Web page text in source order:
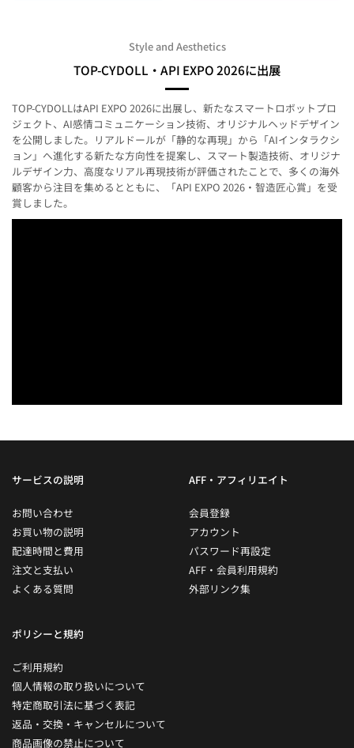
Style and Aesthetics
TOP-CYDOLL・API EXPO 2026に出展
TOP-CYDOLLはAPI EXPO 2026に出展し、新たなスマートロボットプロ
ジェクト、AI感情コミュニケーション技術、オリジナルヘッドデザイン
を公開しました。リアルドールが「静的な再現」から「AIインタラクシ
ョン」へ進化する新たな方向性を提案し、スマート製造技術、オリジナ
ルデザイン力、高度なリアル再現技術が評価されたことで、多くの海外
顧客から注目を集めるとともに、「API EXPO 2026・智造匠心賞」を受
賞しました。
サービスの説明
お問い合わせ
お買い物の説明
配達時間と費用
注文と支払い
よくある質問
AFF・アフィリエイト
会員登録
アカウント
パスワード再設定
AFF・会員利用規約
外部リンク集
ポリシーと規約
ご利用規約
個人情報の取り扱いについて
特定商取引法に基づく表記
返品・交換・キャンセルについて
商品画像の禁止について